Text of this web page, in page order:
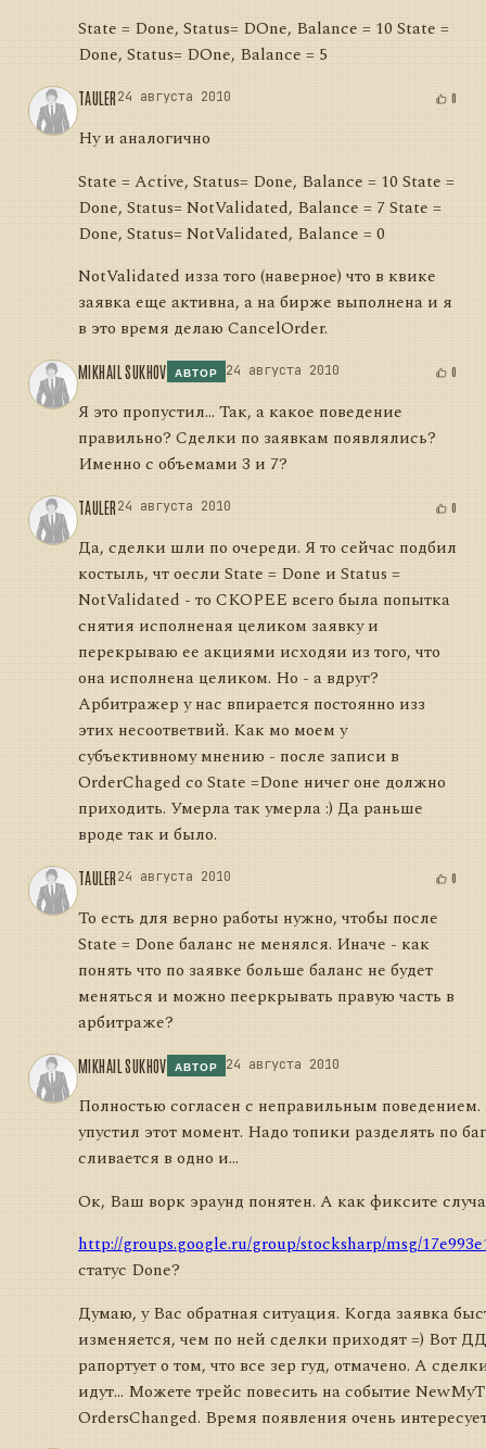
State = Done, Status= DOne, Balance = 10 State =
Done, Status= DOne, Balance = 5
TAULER24 августа 2010 0
Ну и аналогично
State = Active, Status= Done, Balance = 10 State =
Done, Status= NotValidated, Balance = 7 State =
Done, Status= NotValidated, Balance = 0
NotValidated изза того (наверное) что в квике
заявка еще активна, а на бирже выполнена и я
в это время делаю CancelOrder.
MIKHAIL SUKHOV АВТОР 24 августа 2010 0
Я это пропустил... Так, а какое поведение
правильно? Сделки по заявкам появлялись?
Именно с объемами 3 и 7?
TAULER24 августа 2010 0
Да, сделки шли по очереди. Я то сейчас подбил
костыль, чт оесли State = Done и Status =
NotValidated - то СКОРЕЕ всего была попытка
снятия исполненая целиком заявку и
перекрываю ее акциями исходяи из того, что
она исполнена целиком. Но - а вдруг?
Арбитражер у нас впирается постоянно изз
этих несоответвий. Как мо моем у
субъективному мнению - после записи в
OrderChaged со State =Done ничег оне должно
приходить. Умерла так умерла :) Да раньше
вроде так и было.
TAULER24 августа 2010 0
То есть для верно работы нужно, чтобы после
State = Done баланс не менялся. Иначе - как
понять что по заявке больше баланс не будет
меняться и можно пееркрывать правую часть в
арбитраже?
MIKHAIL SUKHOV АВТОР 24 августа 2010
Полностью согласен с неправильным поведением.
упустил этот момент. Надо топики разделять по
сливается в одно и...
Ок, Ваш ворк эраунд понятен. А как фиксите
http://groups.google.ru/group/stocksharp/msg/
статус Done?
Думаю, у Вас обратная ситуация. Когда заявка
изменяется, чем по ней сделки приходят =) Вот
рапортует о том, что все зер гуд, отмачено. А
идут... Можете трейс повесить на событие
OrdersChanged. Время появления очень